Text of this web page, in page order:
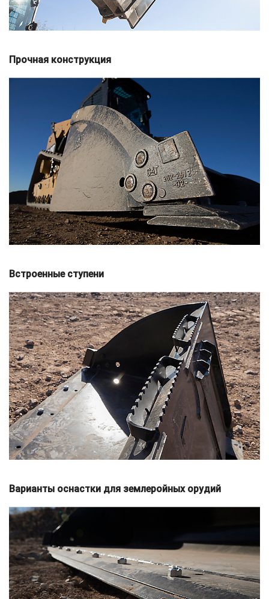
Прочная конструкция
Встроенные ступени
Варианты оснастки для землеройных орудий